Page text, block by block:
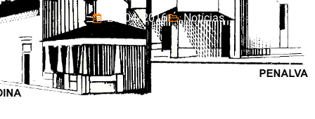
23/04/2016 Notícias